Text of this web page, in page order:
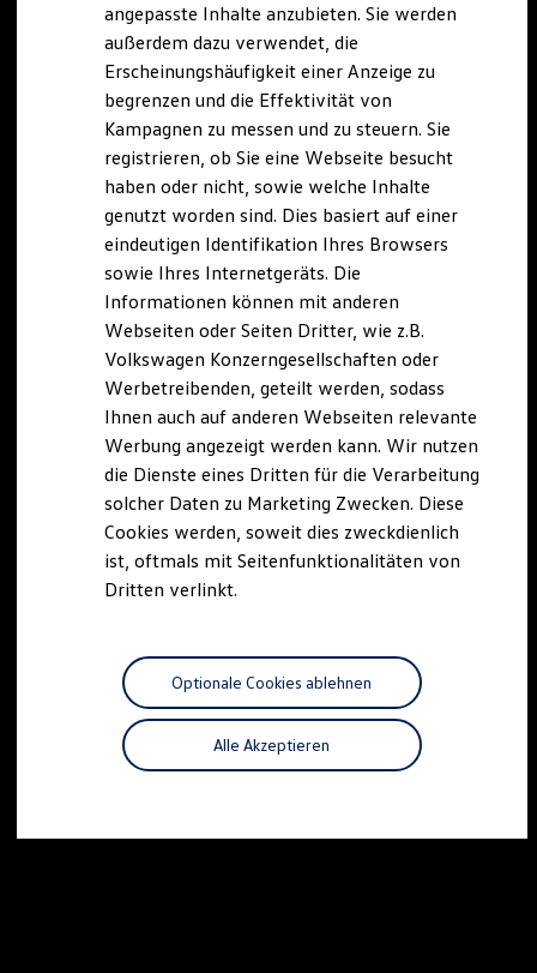
XTL-Dieselkraftstoff
Ersatzteile und Betriebsflüssigkeiten
Original Zubehör und Lifestyle Produkte
myVolkswagen
myVolkswagen Business
Elektrisch & Autonom
Elektro - & Hybridfahrzeuge
Unser Ansatz
Klimafreundlicher Strom
Reichweite & Ladelösungen
Reichweitensimulator
Ladezeitensimulator
Ladelösungen für Privatkunden
Ladelösungen für Gewerbekunden
Wallbox und Ladekabel
Förderung & Kosten der Elektrofahrzeuge
Fördermöglichkeiten für Privatkunden
Fördermöglichkeiten für Gewerbekunden
Autonomes Fahren
Mehr zum ID. Buzz
Online Beratung
California Club
California Magazin & Ratgeber
Vanlife
California App
California Lifestyle & Zubehör
Übernachten im California
Unternehmen
Karriere
Nachhaltigkeit
angepasste Inhalte anzubieten. Sie werden
außerdem dazu verwendet, die
Erscheinungshäufigkeit einer Anzeige zu
begrenzen und die Effektivität von
Kampagnen zu messen und zu steuern. Sie
registrieren, ob Sie eine Webseite besucht
haben oder nicht, sowie welche Inhalte
genutzt worden sind. Dies basiert auf einer
eindeutigen Identifikation Ihres Browsers
sowie Ihres Internetgeräts. Die
Informationen können mit anderen
Webseiten oder Seiten Dritter, wie z.B.
Volkswagen Konzerngesellschaften oder
Werbetreibenden, geteilt werden, sodass
Ihnen auch auf anderen Webseiten relevante
Werbung angezeigt werden kann. Wir nutzen
die Dienste eines Dritten für die Verarbeitung
solcher Daten zu Marketing Zwecken. Diese
Cookies werden, soweit dies zweckdienlich
ist, oftmals mit Seitenfunktionalitäten von
Dritten verlinkt.
Alle Akzeptieren
Optionale Cookies ablehnen